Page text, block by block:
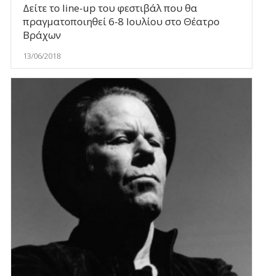
Δείτε το line-up του φεστιβάλ που θα
πραγματοποιηθεί 6-8 Ιουλίου στο Θέατρο
Βράχων
13/06/2018